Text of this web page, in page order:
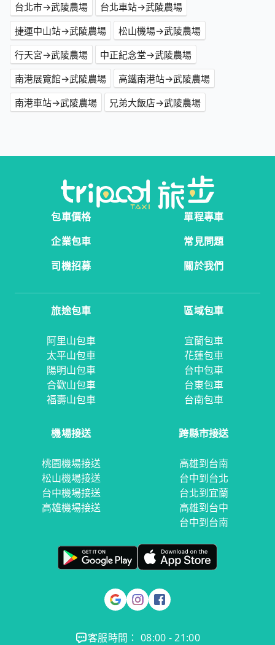
台北市→武陵農場
台北車站→武陵農場
捷運中山站→武陵農場
松山機場→武陵農場
行天宮→武陵農場
中正紀念堂→武陵農場
南港展覽館→武陵農場
高鐵南港站→武陵農場
南港車站→武陵農場
兄弟大飯店→武陵農場
包車價格
單程專車
企業包車
常見問題
司機招募
關於我們
旅途包車
阿里山包車
太平山包車
陽明山包車
合歡山包車
福壽山包車
區域包車
宜蘭包車
花蓮包車
台中包車
台東包車
台南包車
機場接送
桃園機場接送
松山機場接送
台中機場接送
高雄機場接送
跨縣市接送
高雄到台南
台中到台北
台北到宜蘭
高雄到台中
台中到台南
客服時間： 08:00 - 21:00